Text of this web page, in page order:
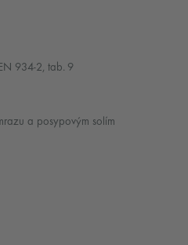
934-2, tab. 9
a posypovým solím